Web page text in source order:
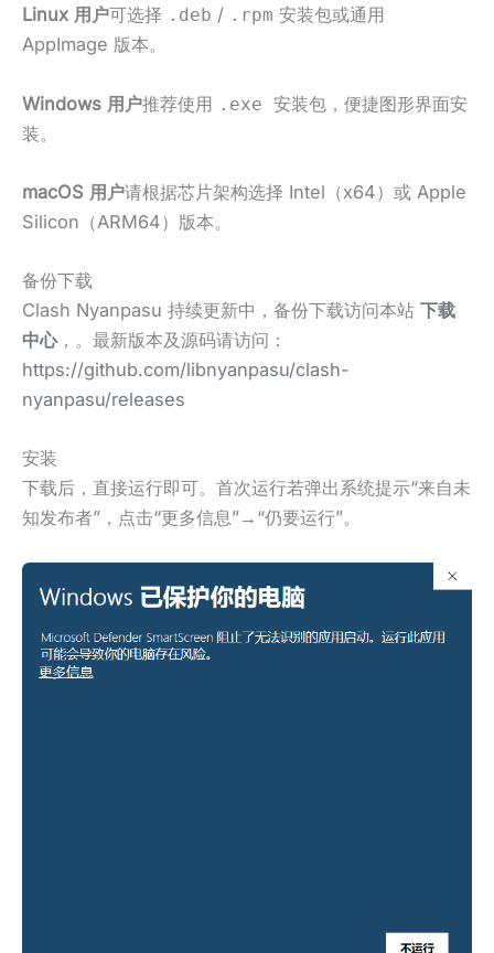
Linux 用户可选择 .deb / .rpm 安装包或通用
AppImage 版本。
Windows 用户推荐使用 .exe 安装包 ，便捷图形界面安
装。
macOS 用户请根据芯片架构选择 Intel（x64）或 Apple
Silicon（ARM64）版本。
备份下载
Clash Nyanpasu 持续更新中，备份下载访问本站 下载
中心，。最新版本及源码请访问：
https://github.com/libnyanpasu/clash-
nyanpasu/releases
安装
下载后，直接运行即可。首次运行若弹出系统提示“来自未
知发布者”，点击“更多信息”→“仍要运行”。